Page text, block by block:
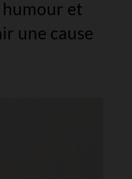
humour et
une cause